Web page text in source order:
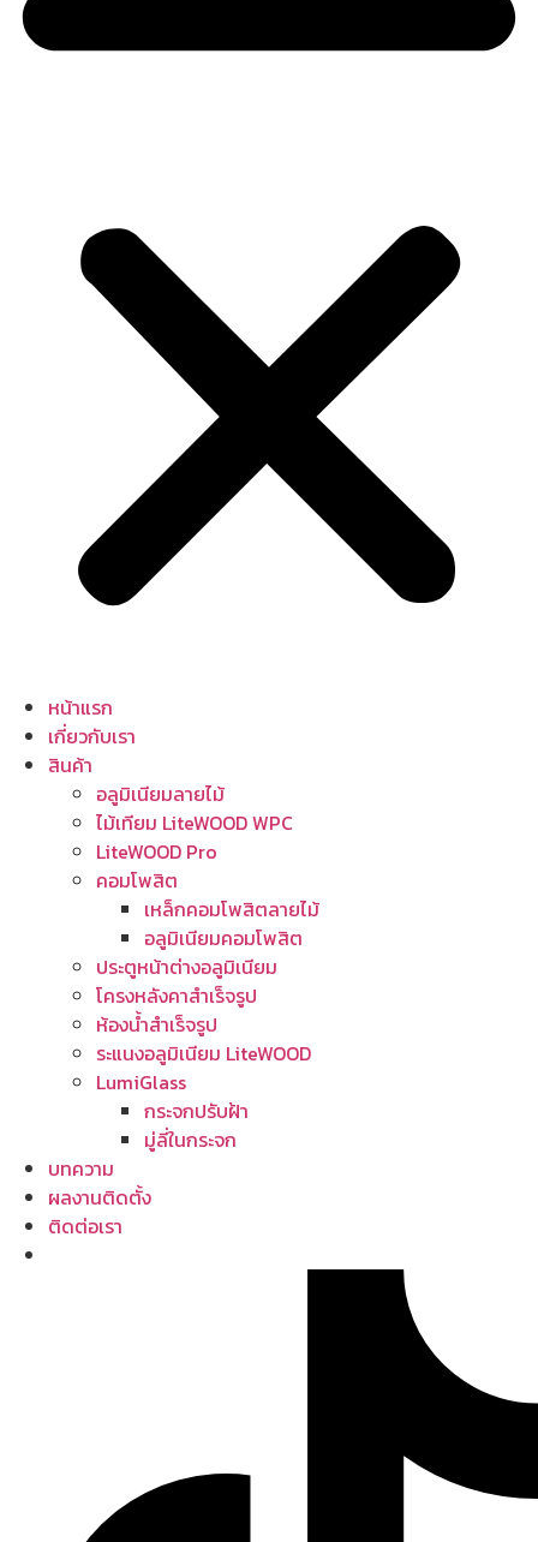
หน้าแรก
เกี่ยวกับเรา
สินค้า
อลูมิเนียมลายไม้
ไม้เทียม LiteWOOD WPC
LiteWOOD Pro
คอมโพสิต
เหล็กคอมโพสิตลายไม้
อลูมิเนียมคอมโพสิต
ประตูหน้าต่างอลูมิเนียม
โครงหลังคาสำเร็จรูป
ห้องน้ำสำเร็จรูป
ระแนงอลูมิเนียม LiteWOOD
LumiGlass
กระจกปรับฝ้า
มู่ลี่ในกระจก
บทความ
ผลงานติดตั้ง
ติดต่อเรา